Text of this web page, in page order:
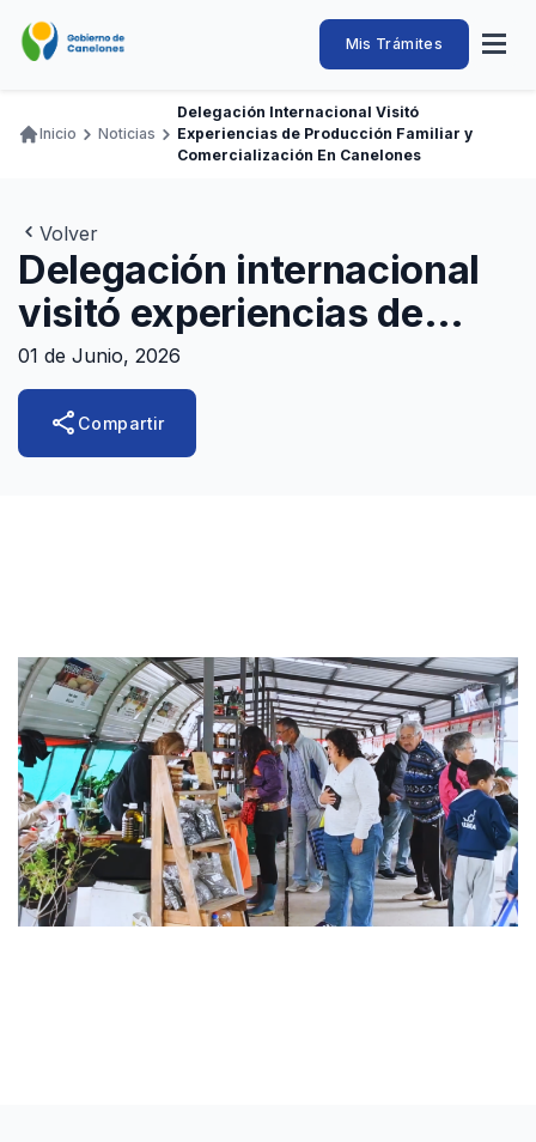
contenido
Intendencia
de
Canelones
Abrir
Navegación
Mis Trámites
Adquisiciones
Canelones Te Escucha
Teléfonos
Ruta
Inicio Noticias
Delegación Internacional Visitó
Experiencias de Producción Familiar y
Comercialización En Canelones
Volver
Delegación internacional
visitó experiencias de
producción familiar y
comercialización en
Canelones
01 de Junio, 2026
share Compartir